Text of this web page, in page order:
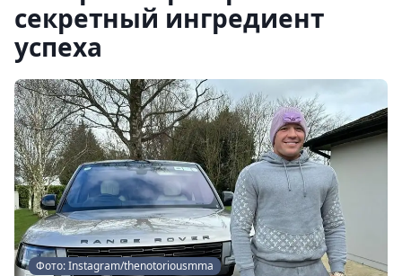
секретный ингредиент
успеха
Фото: Instagram/thenotoriousmma